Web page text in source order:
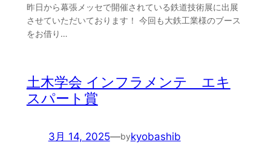
昨日から幕張メッセで開催されている鉄道技術展に出展
させていただいております！ 今回も大鉄工業様のブース
をお借り…
土木学会 インフラメンテ エキ
スパート賞
3月 14, 2025—bykyobashib